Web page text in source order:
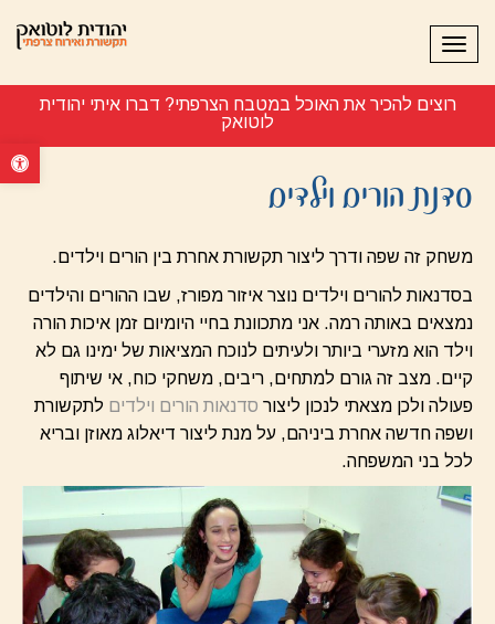
פתח
תפריט
רוצים להכיר את האוכל במטבח הצרפתי? דברו איתי יהודית
לוטואק 054-7
סדנת הורים וילדים
משחק זה שפה ודרך ליצור תקשורת אחרת בין הורים וילדים.
בסדנאות להורים וילדים נוצר איזור מפורז, שבו ההורים והילדים
נמצאים באותה רמה. אני מתכוונת בחיי היומיום זמן איכות הורה
וילד הוא מזערי ביותר ולעיתים לנוכח המציאות של ימינו גם לא
קיים. מצב זה גורם למתחים, ריבים, משחקי כוח, אי שיתוף
פעולה ולכן מצאתי לנכון ליצור סדנאות הורים וילדים לתקשורת
ושפה חדשה אחרת ביניהם, על מנת ליצור דיאלוג מאוזן ובריא
לכל בני המשפחה.